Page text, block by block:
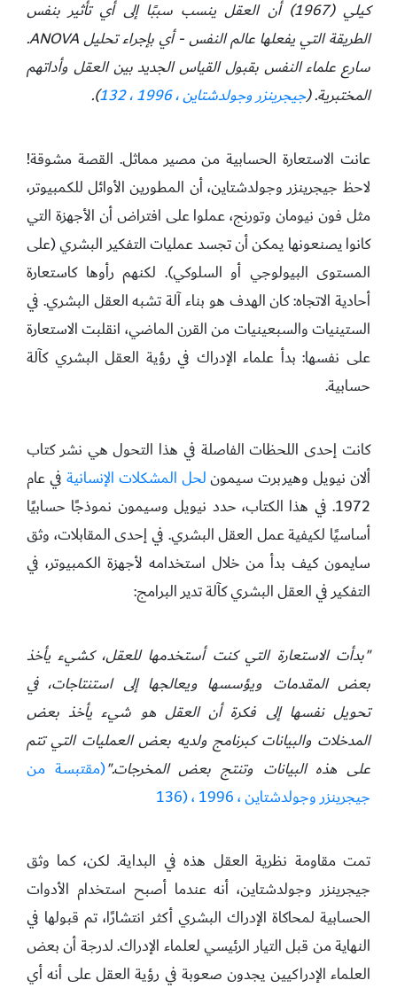
كيلي (1967) أن العقل ينسب سببًا إلى أي تأثير بنفس
الطريقة التي يفعلها عالم النفس - أي بإجراء تحليل ANOVA.
سارع علماء النفس بقبول القياس الجديد بين العقل وأداتهم
المختبرية. (جيجرينزر وجولدشتاين ، 1996 ، 132 ).
عانت الاستعارة الحسابية من مصير مماثل. القصة مشوقة!
لاحظ جيجرينزر وجولدشتاين، أن المطورين الأوائل للكمبيوتر،
مثل فون نيومان وتورنج، عملوا على افتراض أن الأجهزة التي
كانوا يصنعونها يمكن أن تجسد عمليات التفكير البشري (على
المستوى البيولوجي أو السلوكي). لكنهم رأوها كاستعارة
أحادية الاتجاه: كان الهدف هو بناء آلة تشبه العقل البشري. في
الستينيات والسبعينيات من القرن الماضي، انقلبت الاستعارة
على نفسها: بدأ علماء الإدراك في رؤية العقل البشري كآلة
حسابية.
كانت إحدى اللحظات الفاصلة في هذا التحول هي نشر كتاب
ألان نيويل وهيربرت سيمونلحل المشكلات الإنسانية في عام
1972. في هذا الكتاب، حدد نيويل وسيمون نموذجًا حسابيًا
أساسيًا لكيفية عمل العقل البشري. في إحدى المقابلات، وثق
سايمون كيف بدأ من خلال استخدامه لأجهزة الكمبيوتر، في
التفكير في العقل البشري كآلة تدير البرامج:
"بدأت الاستعارة التي كنت أستخدمها للعقل، كشيء يأخذ
بعض المقدمات ويؤسسها ويعالجها إلى استنتاجات، في
تحويل نفسها إلى فكرة أن العقل هو شيء يأخذ بعض
المدخلات والبيانات كبرنامج ولديه بعض العمليات التي تتم
على هذه البيانات وتنتج بعض المخرجات."(مقتبسة من
جيجرينزر وجولدشتاين ، 1996 ، (136
تمت مقاومة نظرية العقل هذه في البداية. لكن، كما وثق
جيجرينزر وجولدشتاين، أنه عندما أصبح استخدام الأدوات
الحسابية لمحاكاة الإدراك البشري أكثر انتشارًا، تم قبولها في
النهاية من قبل التيار الرئيسي لعلماء الإدراك. لدرجة أن بعض
العلماء الإدراكيين يجدون صعوبة في رؤية العقل على أنه أي